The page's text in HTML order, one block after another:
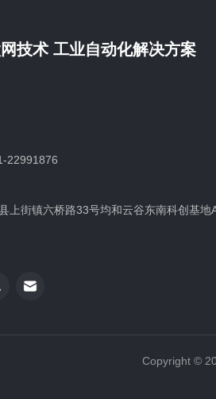
技术 工业自动化解决方案
22991876
上街镇六桥路33号均和云谷东南科创基地
Copyright ©